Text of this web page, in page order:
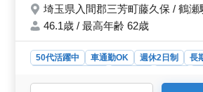
＊マイカー通勤OK
埼玉県入間郡三芳町藤久保 / 鶴瀬
46.1歳 / 最高年齢 62歳
50代活躍中 車通勤OK 週休2日制
長